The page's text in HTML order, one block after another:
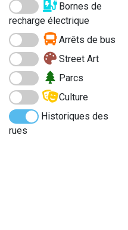
Bornes de
recharge électrique
Arrêts de bus
Street Art
Parcs
Culture
Historiques des
rues